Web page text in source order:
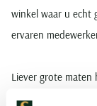
winkel waar u echt
ervaren
Liever grote
onze webshop en